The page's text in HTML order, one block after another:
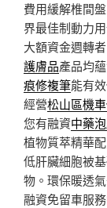
費用緩解椎間
界最佳制動力
大額資金週轉
護膚品產品均
痕修複筆能有
經營松山區機
您有融資中藥
植物質萃精華
低肝臟細胞被
物。環保暖透
融資免留車服